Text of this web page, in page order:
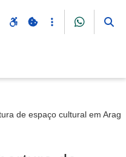
de espaço cultural em